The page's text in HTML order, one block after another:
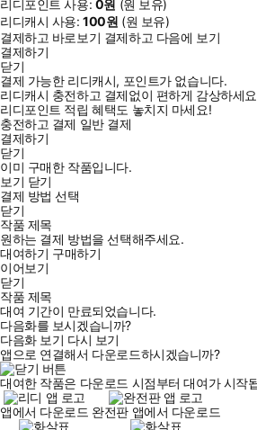
리디포인트 사용: 0원 (원 보유)
리디캐시 사용:100원 (원 보유)
결제하고 바로보기 결제하고 다음에 보기
결제하기
닫기
결제 가능한 리디캐시, 포인트가 없습니다.
리디캐시 충전하고 결제없이 편하게 감상하세
리디포인트 적립 혜택도 놓치지 마세요!
충전하고 결제 일반 결제
결제하기
닫기
이미 구매한 작품입니다.
보기 닫기
결제 방법 선택
닫기
작품 제목
원하는 결제 방법을 선택해주세요.
대여하기 구매하기
이어보기
닫기
작품 제목
대여 기간이 만료되었습니다.
다음화를 보시겠습니까?
다음화 보기 다시 보기
앱으로 연결해서 다운로드하시겠습니까?
대여한 작품은 다운로드 시점부터 대여가 시작
앱에서 다운로드 완전판 앱에서 다운로드